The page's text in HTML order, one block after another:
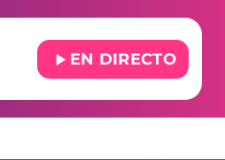
play_arrow EN DIRECTO